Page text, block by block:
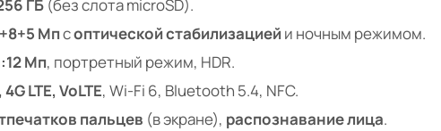
ГБ (без слота microSD).
Мпсоптической стабилизациейи ночным режимом.
12 Мп, портретный режим, HDR.
4G LTE, VoLTE, Wi-Fi 6, Bluetooth 5.4, NFC.
пальцев (в экране), распознавание лица.